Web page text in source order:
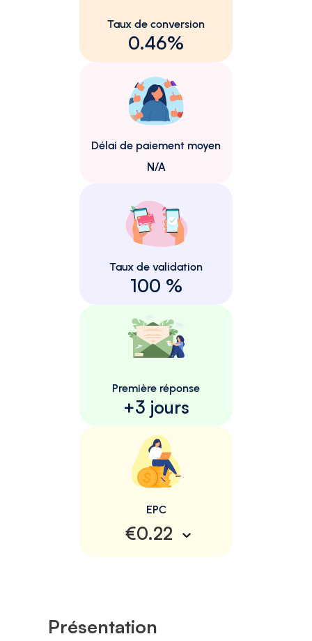
0.46%
Taux de conversion
N/A
Délai de paiement moyen
100 %
Taux de validation
+3 jours
Première réponse
€0.22
EPC
Présentation